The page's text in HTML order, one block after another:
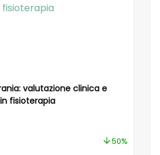
valutazione clinica e
fisioterapia
50%